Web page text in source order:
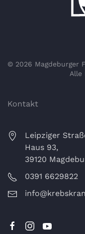
© 2026 Magdeburger
Alle
Kontakt
Leipziger
Haus 93,
39120
0391 6629822